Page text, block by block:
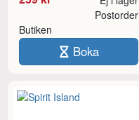
Butiken
Postorder
Boka